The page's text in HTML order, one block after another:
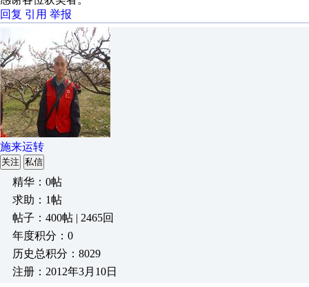
回复 引用 举报
施来运转
关注 私信
精华：0帖
求助：1帖
帖子：400帖 | 2465回
年度积分：0
历史总积分：8029
注册：2012年3月10日